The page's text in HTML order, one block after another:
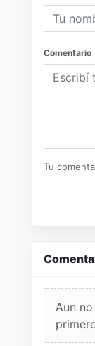
Comentario
Tu
Aun